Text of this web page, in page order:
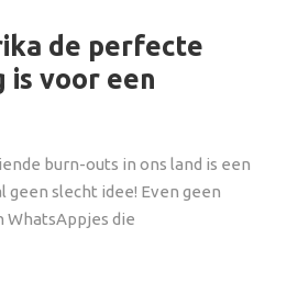
de perfecte
is voor een
burn-outs in ons land is een
geen slecht idee! Even geen
WhatsAppjes die